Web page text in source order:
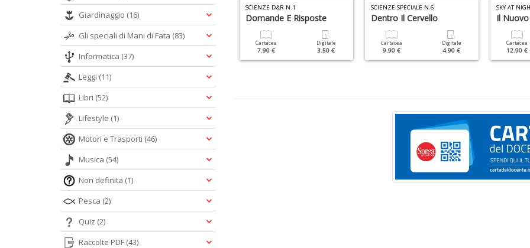
Libro Del Corpo
Digitale
4.90 €
SCIENCE WORLD FOCUS DOMANDE E RISPOSTE N.11
Le Meraviglie Del Cervello
SCIENZE D&R N.1
Domande E Risposte
Cartacea
7.90 €
Digitale
3.50 €
SCIENZE SPECIALE N.6
Dentro Il Cervello
Cartacea
9.90 €
Digitale
4.90 €
SKY AT
Il
Cartacea
12.90 €
Giardinaggio (16)
Gli speciali di Mani di Fata (83)
Informatica (37)
Leggi (11)
Libri (52)
Lifestyle (1)
Motori e Trasporti (46)
Musica (54)
Non definita (1)
Pesca (2)
Quiz (2)
Raccolte PDF (43)